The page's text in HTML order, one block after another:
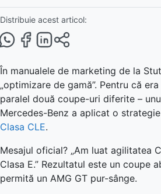
Distribuie acest articol:
În manualele de marketing de la
„optimizare de gamă”. Pentru că
paralel două coupe-uri diferite –
Mercedes-Benz a aplicat o
Clasa CLE.
Mesajul oficial? „Am luat agilitatea
Clasa E.” Rezultatul este un
permită un AMG GT pur-sânge.